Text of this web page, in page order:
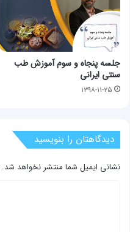
جلسه پنجاه و سوم آموزش طب
سنتی ایرانی
۱۳۹۸-۱۱-۲۵
دیدگاهتان را بنویسید
نشانی ایمیل شما منتشر نخواهد شد.